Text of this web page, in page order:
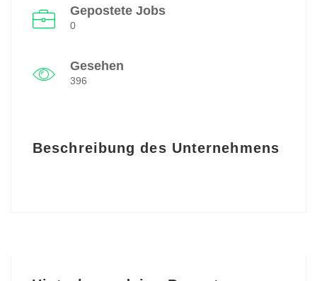
Gepostete Jobs
0
Gesehen
396
Beschreibung des Unternehmens